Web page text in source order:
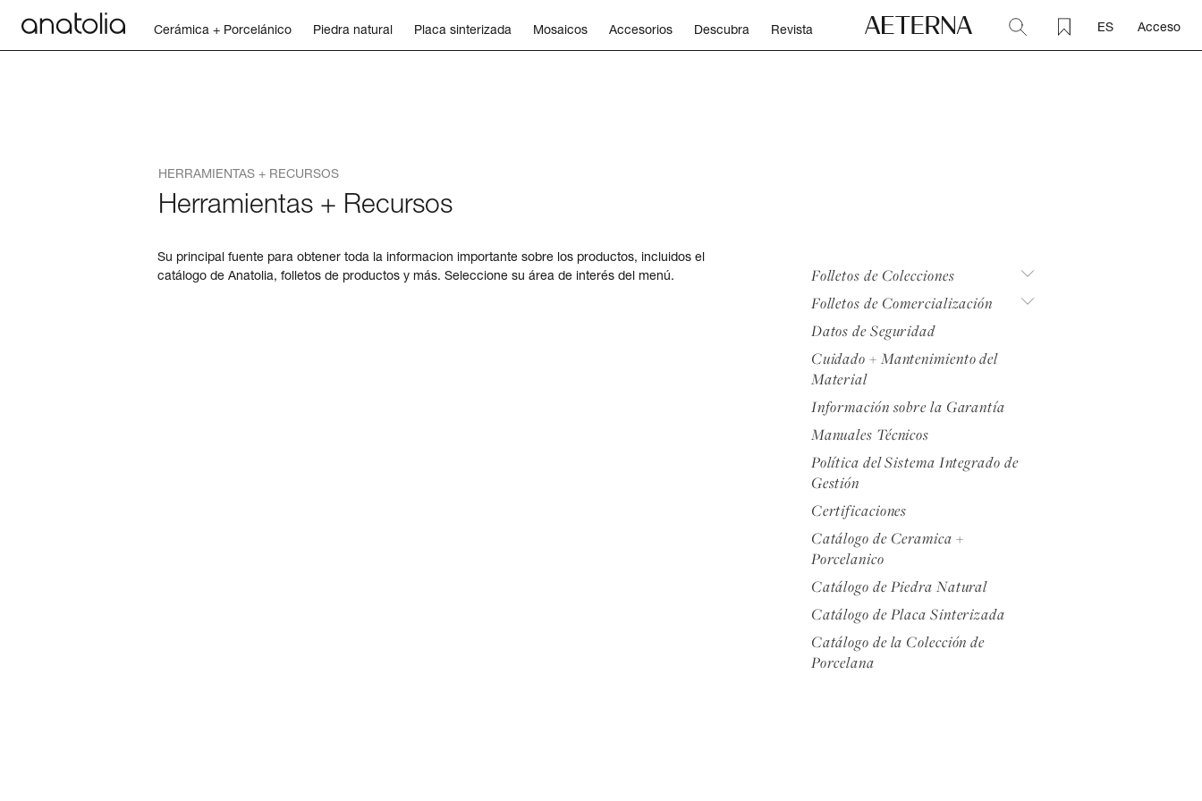
Cerámica + Porcelánico Piedra natural Placa sinterizada Mosaicos Accesorios Descubra Revista ES Acceso
HERRAMIENTAS + RECURSOS
Herramientas + Recursos
Su principal fuente para obtener toda la informacion importante sobre los productos, incluidos el
catálogo de Anatolia, folletos de productos y más. Seleccione su área de interés del menú.
Folletos de Colecciones
Folletos de Comercialización
Datos de Seguridad
Cuidado + Mantenimiento del
Material
Información sobre la Garantía
Manuales Técnicos
Política del Sistema Integrado de
Gestión
Certificaciones
Catálogo de Ceramica +
Porcelanico
Catálogo de Piedra Natural
Catálogo de Placa Sinterizada
Catálogo de la Colección de
Porcelana